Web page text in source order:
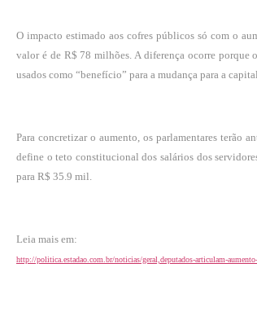
O impacto estimado aos cofres públicos só com o
valor é de R$ 78 milhões. A diferença ocorre porque
usados como “benefício” para a mudança para a
Para concretizar o aumento, os parlamentares terão
define o teto constitucional dos salários dos
para R$ 35.9 mil.
Leia mais em:
http://politica.estadao.com.br/noticias/geral,deputados-articulam-